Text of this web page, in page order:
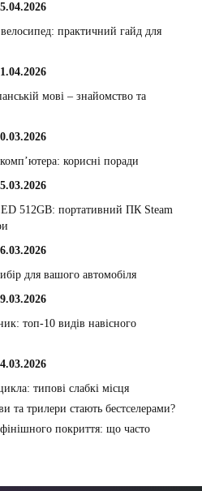
практичний гайд для
мові – знайомство та
корисні поради
512GB: портативний ПК Steam
для вашого автомобіля
топ-10 видів навісного
типові слабкі місця
та трилери стають бестселерами?
покриття: що часто